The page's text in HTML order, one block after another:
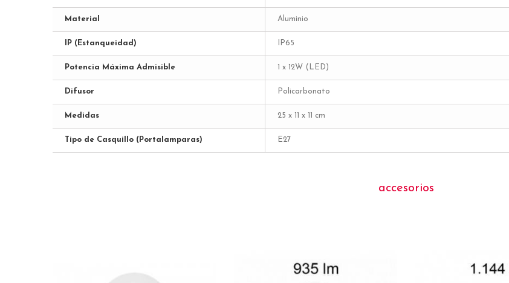
Material Aluminio
IP (Estanqueidad) IP65
Potencia Máxima Admisible 1 x 12W (LED)
Difusor Policarbonato
Medidas 25 x 11 x 11 cm
Tipo de Casquillo (Portalamparas) E27
accesorios